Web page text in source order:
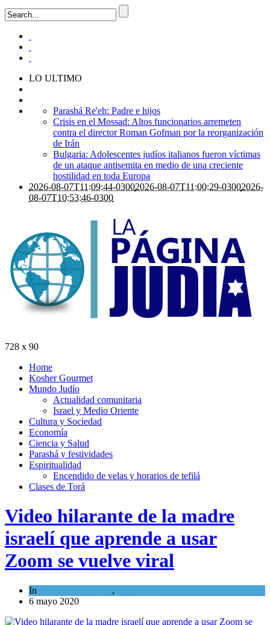
LO ULTIMO
Parashá Re'eh: Padre e hijos
Crisis en el Mossad: Altos funcionarios arremeten
contra el director Roman Gofman por la reorganización
de Irán
Bulgaria: Adolescentes judíos italianos fueron víctimas
de un ataque antisemita en medio de una creciente
hostilidad en toda Europa
2026-08-07T11:09:44-03002026-08-07T11:00:29-03002026-
08-07T10:53:46-0300
728 x 90
Home
Kosher Gourmet
Mundo Judío
Actualidad comunitaria
Israel y Medio Oriente
Cultura y Sociedad
Economía
Ciencia y Salud
Parashá y festividades
Espiritualidad
Encendido de velas y horarios de tefilá
Clases de Torá
Video hilarante de la madre
israelí que aprende a usar
Zoom se vuelve viral
In ,
6 mayo 2020